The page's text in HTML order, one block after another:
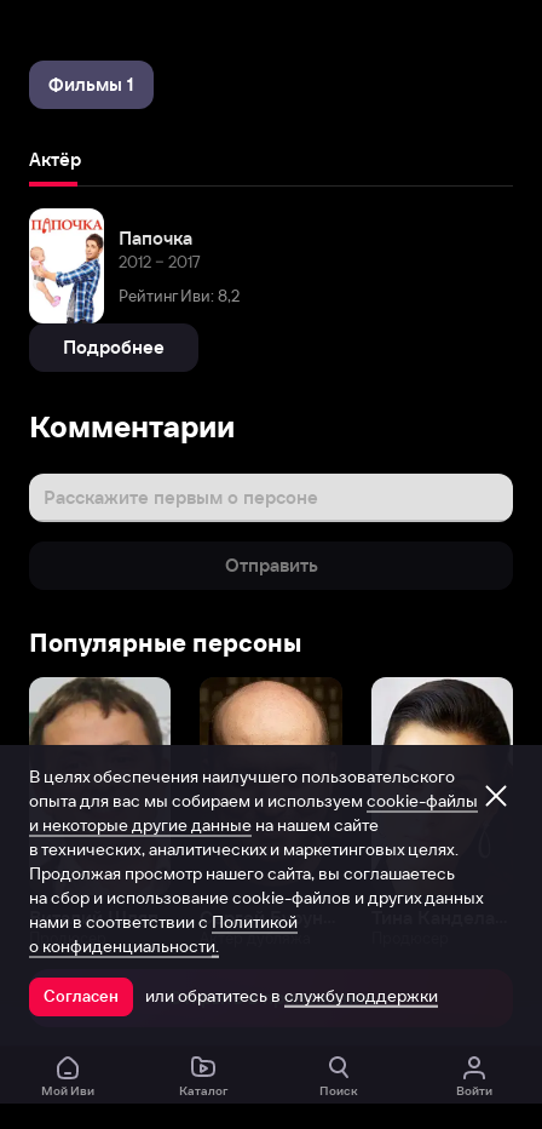
Фильмы 1
Актёр
Папочка
2012 – 2017
Рейтинг Иви: 8,2
Подробнее
Комментарии
Расскажите первым о персоне
Отправить
Популярные персоны
Виталий Шляппо
Продюсер Актёр дубляжа
Открыть в приложении
Мой Иви Каталог Поиск Войти
В целях обеспечения наилучшего пользовательского
опыта для вас мы собираем и используем cookie-файлы
и некоторые другие данные на нашем сайте
в технических, аналитических и маркетинговых целях.
Продолжая просмотр нашего сайта, вы соглашаетесь
на сбор и использование cookie-файлов и других данных
нами в соответствии с Политикой
о конфиденциальности.
Согласен или обратитесь в службу поддержки